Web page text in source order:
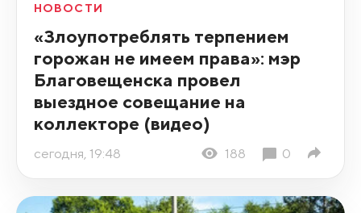
НОВОСТИ
«Злоупотреблять терпением
горожан не имеем права»: мэр
Благовещенска провел
выездное совещание на
коллекторе (видео)
сегодня, 19:48 188 0